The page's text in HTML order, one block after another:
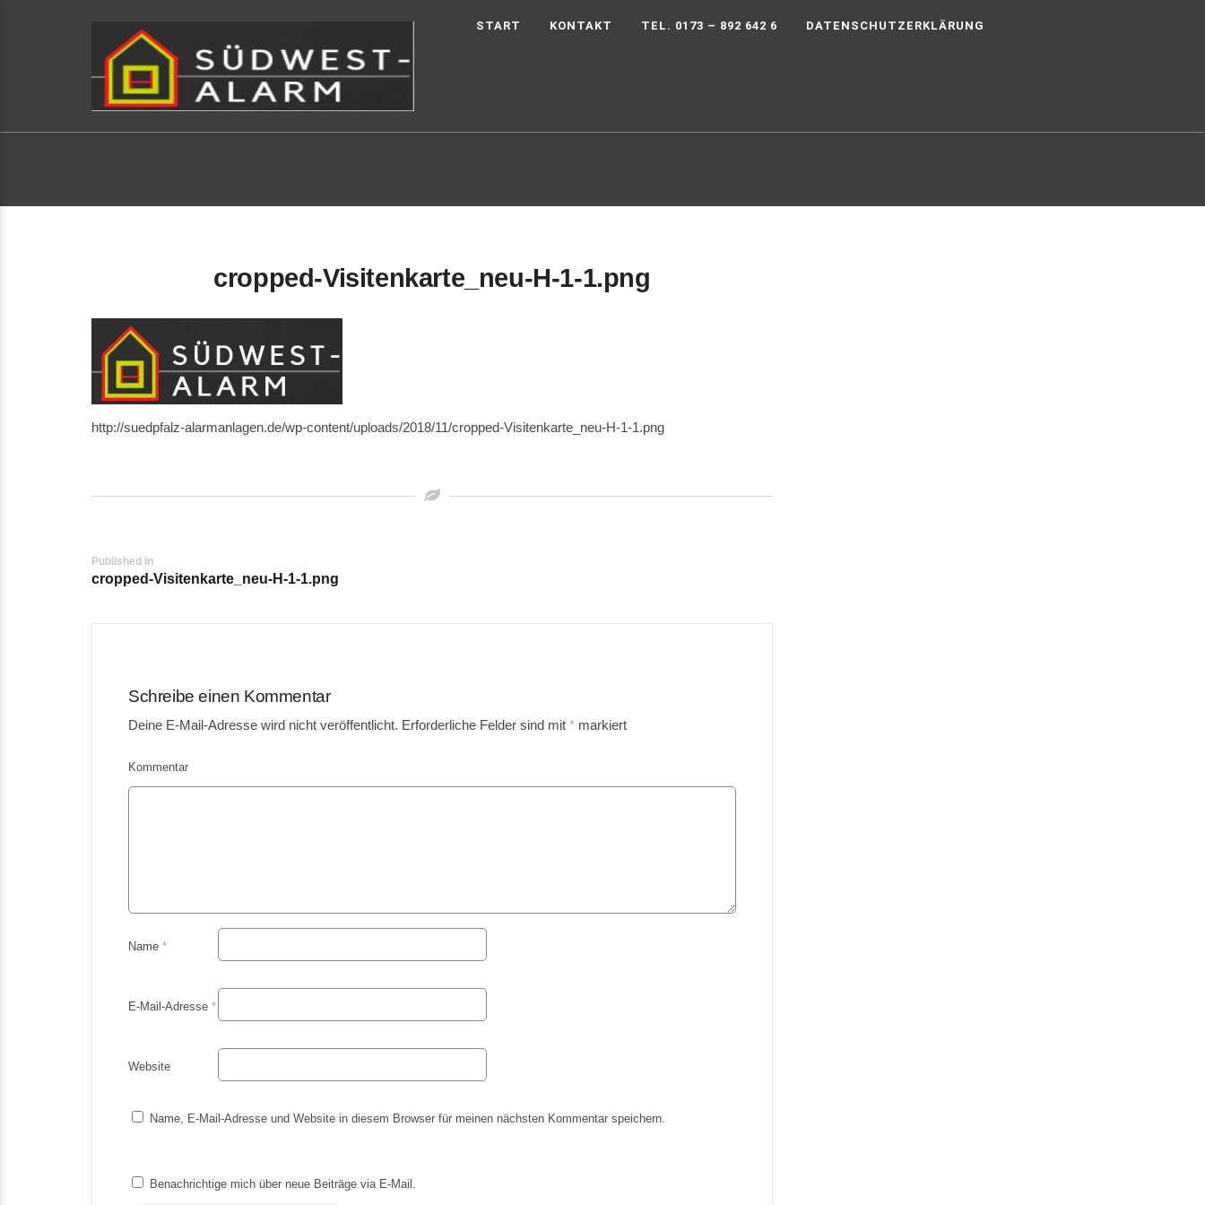
START KONTAKT TEL. 0173 – 892 642 6 DATENSCHUTZERKLÄRUNG
cropped-Visitenkarte_neu-H-1-1.png
http://suedpfalz-alarmanlagen.de/wp-content/uploads/2018/11/cropped-Visitenkarte_neu-H-1-1.png
Post
navigation
Published In
cropped-Visitenkarte_neu-H-1-1.png
Schreibe einen Kommentar
Deine E-Mail-Adresse wird nicht veröffentlicht. Erforderliche Felder sind mit * markiert
Kommentar
Name *
E-Mail-Adresse *
Website
Name, E-Mail-Adresse und Website in diesem Browser für meinen nächsten Kommentar speichern.
Benachrichtige mich über neue Beiträge via E-Mail.